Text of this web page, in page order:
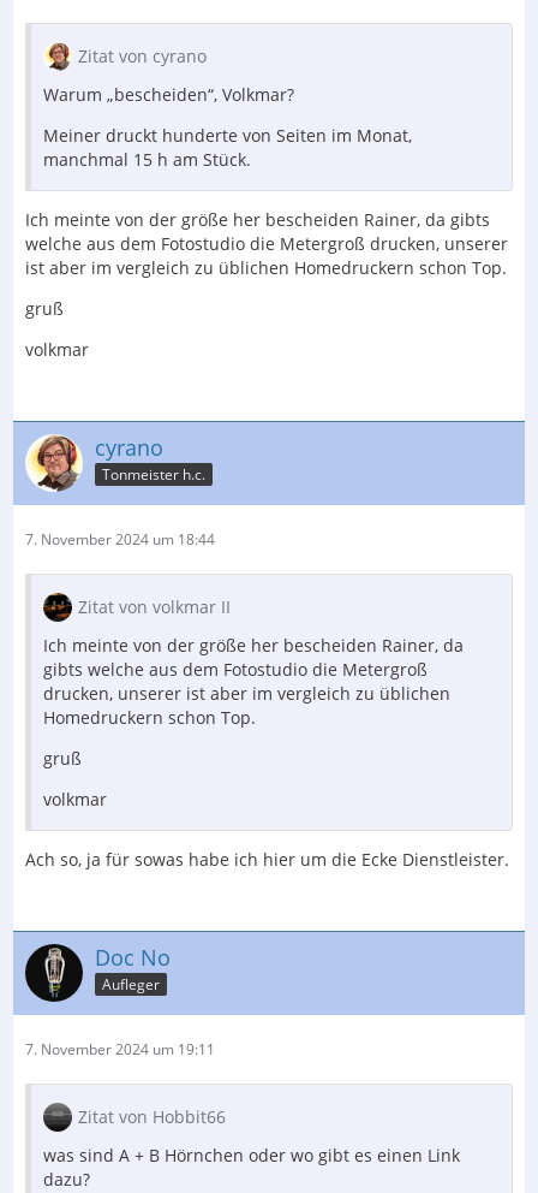
Zitat von cyrano
Warum „bescheiden“, Volkmar?
Meiner druckt hunderte von Seiten im Monat,
manchmal 15 h am Stück.
Ich meinte von der größe her bescheiden Rainer, da gibts
welche aus dem Fotostudio die Metergroß drucken, unserer
ist aber im vergleich zu üblichen Homedruckern schon Top.
gruß
volkmar
cyrano
Tonmeister h.c.
7. November 2024 um 18:44
Zitat von volkmar II
Ich meinte von der größe her bescheiden Rainer, da
gibts welche aus dem Fotostudio die Metergroß
drucken, unserer ist aber im vergleich zu üblichen
Homedruckern schon Top.
gruß
volkmar
Ach so, ja für sowas habe ich hier um die Ecke Dienstleister.
Doc No
Aufleger
7. November 2024 um 19:11
Zitat von Hobbit66
was sind A + B Hörnchen oder wo gibt es einen Link
dazu?